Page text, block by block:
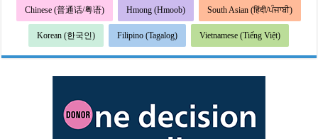
Chinese (普通话/粤语) Hmong (Hmoob) South Asian (हिंदी/ਪੰਜਾਬੀ)
Korean (한국인) Filipino (Tagalog) Vietnamese (Tiếng Việt)